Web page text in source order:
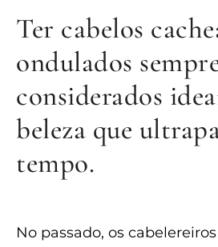
Ter cabelos
ondulados
considerados
beleza que
tempo.
No passado, os